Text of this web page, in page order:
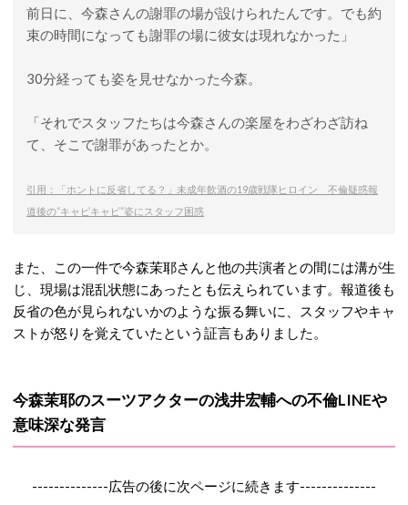
前日に、今森さんの謝罪の場が設けられたんです。でも約
束の時間になっても謝罪の場に彼女は現れなかった」
30分経っても姿を見せなかった今森。
「それでスタッフたちは今森さんの楽屋をわざわざ訪ね
て、そこで謝罪があったとか。
引用：「ホントに反省してる？」未成年飲酒の19歳戦隊ヒロイン 不倫疑惑報
道後の“キャピキャピ”姿にスタッフ困惑
また、この一件で今森茉耶さんと他の共演者との間には溝が生
じ、現場は混乱状態にあったとも伝えられています。 報道後も
反省の色が見られないかのような振る舞いに、スタッフやキャ
ストが怒りを覚えていたという証言もありました。
今森茉耶のスーツアクターの浅井宏輔への不倫LINEや
意味深な発言
--------------広告の後に次ページに続きます--------------